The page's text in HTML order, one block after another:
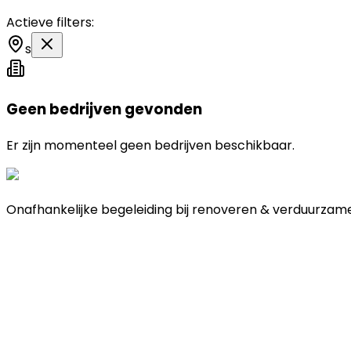
Actieve filters:
s
Geen bedrijven gevonden
Er zijn momenteel geen bedrijven beschikbaar.
Onafhankelijke begeleiding bij renoveren &